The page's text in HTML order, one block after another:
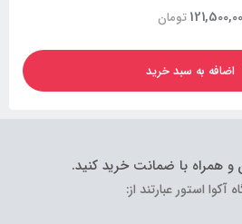
تومان
اضافه به سبد خرید
و همراه با ضمانت خرید کنید.
استور عبارتند از: